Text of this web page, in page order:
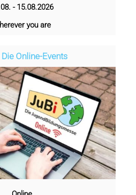
- 15.08.2026
you are
Online-Events